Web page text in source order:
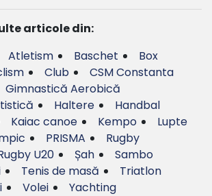
articole din:
Atletism Baschet
Box
Club
CSM Constanta
Gimnastică Aerobică
Haltere
Handbal
Kaiac canoe Kempo
Lupte
PRISMA
Rugby
U20 Șah
Sambo
Tenis de masă
Triatlon
Volei Yachting